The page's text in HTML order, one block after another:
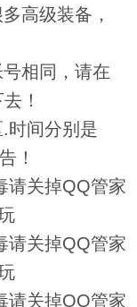
高级装备，
相同，请在
！
时间分别是
！
请关掉QQ管家
请关掉QQ管家
请关掉QQ管家